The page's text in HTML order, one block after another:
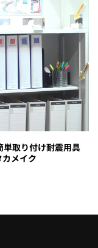
単取り付け耐震用具
カメイク